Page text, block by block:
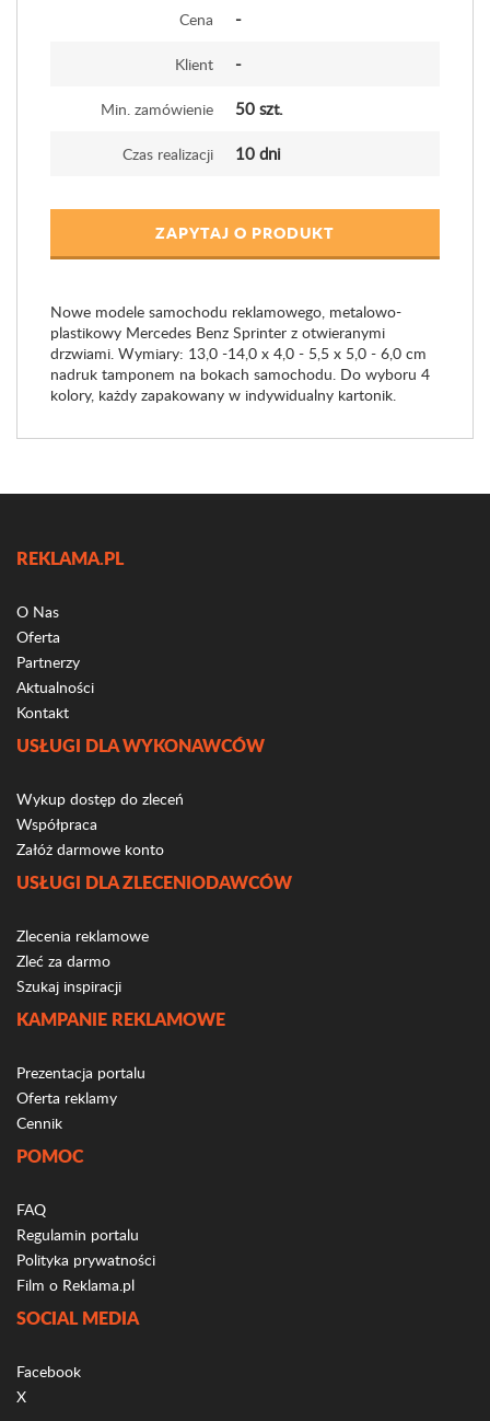
Cena -
Klient -
Min. zamówienie 50 szt.
Czas realizacji 10 dni
ZAPYTAJ O PRODUKT
Nowe modele samochodu reklamowego, metalowo-
plastikowy Mercedes Benz Sprinter z otwieranymi
drzwiami. Wymiary: 13,0 -14,0 x 4,0 - 5,5 x 5,0 - 6,0 cm
nadruk tamponem na bokach samochodu. Do wyboru 4
kolory, każdy zapakowany w indywidualny kartonik.
REKLAMA.PL
O Nas
Oferta
Partnerzy
Aktualności
Kontakt
USŁUGI DLA WYKONAWCÓW
Wykup dostęp do zleceń
Współpraca
Załóż darmowe konto
USŁUGI DLA ZLECENIODAWCÓW
Zlecenia reklamowe
Zleć za darmo
Szukaj inspiracji
KAMPANIE REKLAMOWE
Prezentacja portalu
Oferta reklamy
Cennik
POMOC
FAQ
Regulamin portalu
Polityka prywatności
Film o Reklama.pl
SOCIAL MEDIA
Facebook
X